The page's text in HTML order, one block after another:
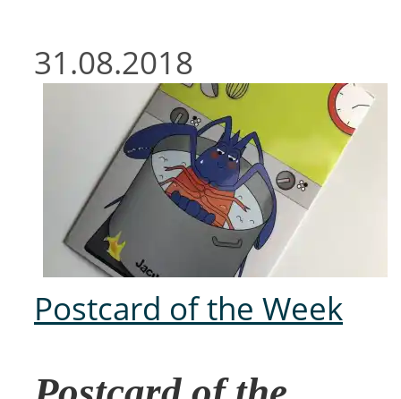
31.08.2018
Postcard of the Week